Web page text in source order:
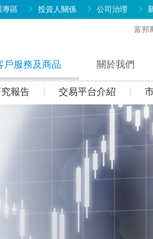
戶服務及商品
報告 交易平台介紹
關於我們
專區 投資人關係 公司治理
富邦